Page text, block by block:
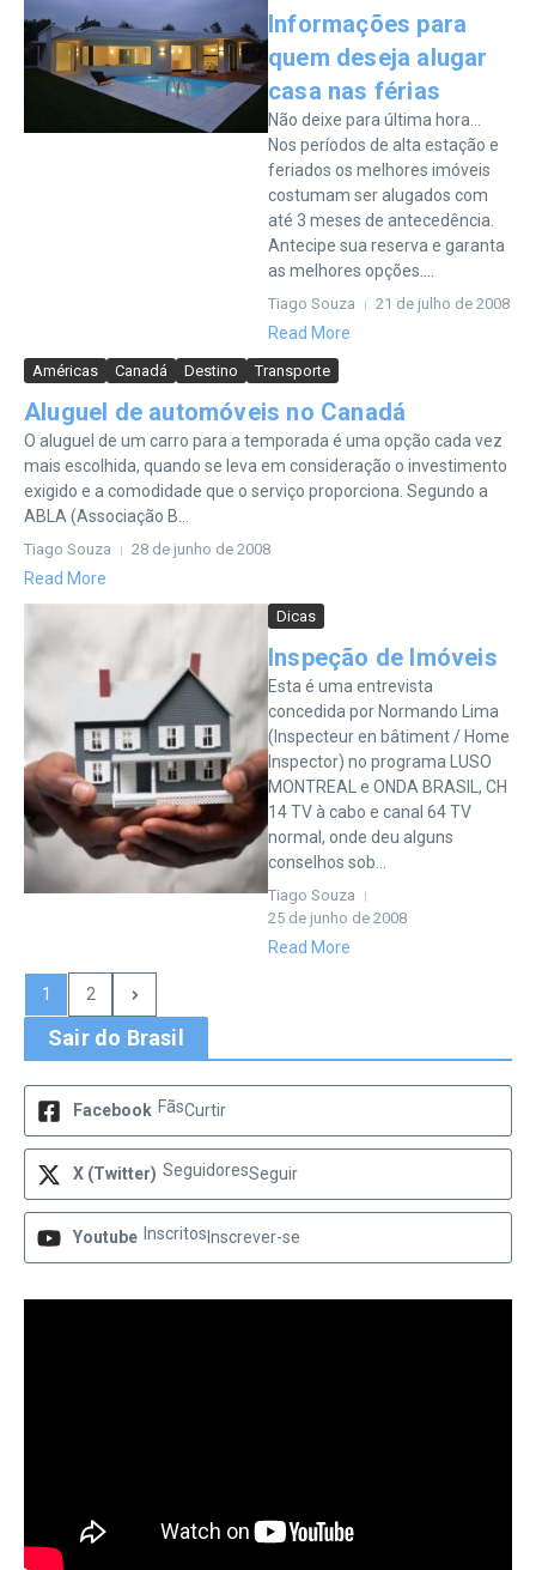
Informações para
quem deseja alugar
casa nas férias
Não deixe para última hora…
Nos períodos de alta estação e
feriados os melhores imóveis
costumam ser alugados com
até 3 meses de antecedência.
Antecipe sua reserva e garanta
as melhores opções....
Tiago Souza 21 de julho de 2008
Read More
Américas Canadá Destino Transporte
Aluguel de automóveis no Canadá
O aluguel de um carro para a temporada é uma opção cada vez
mais escolhida, quando se leva em consideração o investimento
exigido e a comodidade que o serviço proporciona. Segundo a
ABLA (Associação B...
Tiago Souza 28 de junho de 2008
Read More
Dicas
Inspeção de Imóveis
Esta é uma entrevista
concedida por Normando Lima
(Inspecteur en bâtiment / Home
Inspector) no programa LUSO
MONTREAL e ONDA BRASIL, CH
14 TV à cabo e canal 64 TV
normal, onde deu alguns
conselhos sob...
Tiago Souza
25 de junho de 2008
Read More
1 2
Sair do Brasil
Facebook FãsCurtir
X (Twitter) SeguidoresSeguir
Youtube Inscritos Inscrever-se